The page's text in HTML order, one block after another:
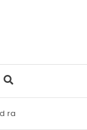
dziecka